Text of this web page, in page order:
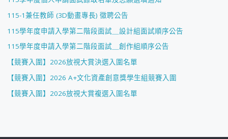
115-1兼任教師 (3D動畫專長) 徵聘公告
115學年度申請入學第二階段面試＿設計組面試順序公告
115學年度申請入學第二階段面試＿創作組順序公告
【競賽入圍】2026放視大賞決選入圍名單
【競賽入圍】2026 A+文化資產創意獎學生組競賽入圍
【競賽入圍】2026放視大賞複選入圍名單